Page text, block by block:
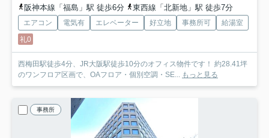
阪神本線「福島」駅 徒歩6分
東西線「北新地」駅 徒歩7分
エアコン 電気有 エレベーター 好立地 事務所可
給湯室
礼0
西梅田駅徒歩4分、JR大阪駅徒歩10分のオフィス物件です！ 約28.41坪
のワンフロア区画で、OAフロア・個別空調・SE... もっと見る
事務所